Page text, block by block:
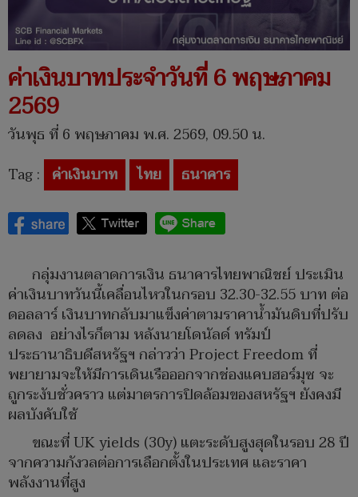
ค่าเงินบาทประจำวันที่ 6 พฤษภาคม
2569
วันพุธ ที่ 6 พฤษภาคม พ.ศ. 2569, 09.50 น.
Tag : ค่าเงินบาท ไทย ธนาคาร
กลุ่มงานตลาดการเงิน ธนาคารไทยพาณิชย์ ประเมิน
ค่าเงินบาทวันนี้เคลื่อนไหวในกรอบ 32.30-32.55 บาท ต่อ
ดอลลาร์ เงินบาทกลับมาแข็งค่าตามราคาน้ำมันดิบที่ปรับ
ลดลง อย่างไรก็ตาม หลังนายโดนัลด์ ทรัมป์
ประธานาธิบดีสหรัฐฯ กล่าวว่า Project Freedom ที่
พยายามจะให้มีการเดินเรือออกจากช่องแคบฮอร์มุซ จะ
ถูกระงับชั่วคราว แต่มาตรการปิดล้อมของสหรัฐฯ ยังคงมี
ผลบังคับใช้
ขณะที่ UK yields (30y) แตะระดับสูงสุดในรอบ 28 ปี
จากความกังวลต่อการเลือกตั้งในประเทศ และราคา
พลังงานที่สูง